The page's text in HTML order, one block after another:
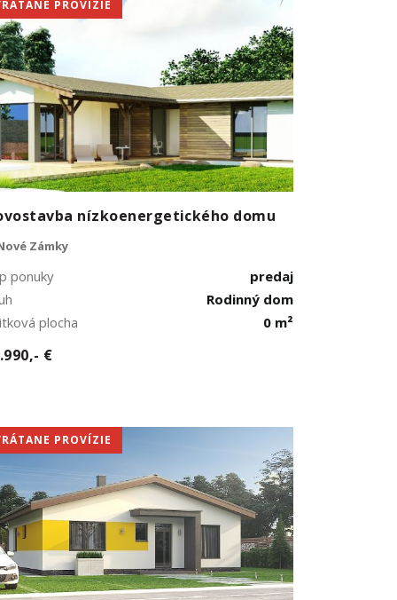
PROVÍZIE
nízkoenergetického domu
Zámky
ponuky
predaj
Rodinný dom
plocha
0 m²
€
PROVÍZIE